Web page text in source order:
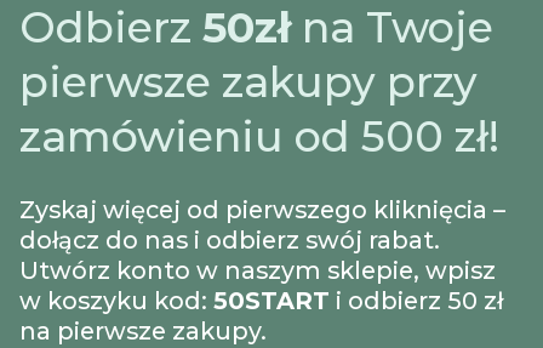
Odbierz 50złna Twoje
pierwsze zakupy przy
zamówieniu od 500 zł!
Zyskaj więcej od pierwszego kliknięcia –
dołącz do nas i odbierz swój rabat.
Utwórz konto w naszym sklepie, wpisz
w koszyku kod: 50START i odbierz 50 zł
na pierwsze zakupy.